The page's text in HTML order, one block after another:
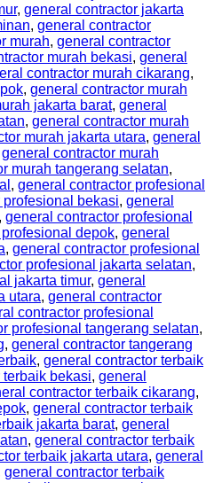
, general contractor jakarta
, general contractor
murah, general contractor
murah bekasi, general
contractor murah cikarang,
, general contractor murah
jakarta barat, general
, general contractor murah
murah jakarta utara, general
general contractor murah
murah tangerang selatan,
, general contractor profesional
bekasi, general
general contractor profesional
depok, general
, general contractor profesional
profesional jakarta selatan,
jakarta timur, general
utara, general contractor
contractor profesional
profesional tangerang selatan,
, general contractor tangerang
, general contractor terbaik
bekasi, general
contractor terbaik cikarang,
, general contractor terbaik
jakarta barat, general
, general contractor terbaik
terbaik jakarta utara, general
general contractor terbaik